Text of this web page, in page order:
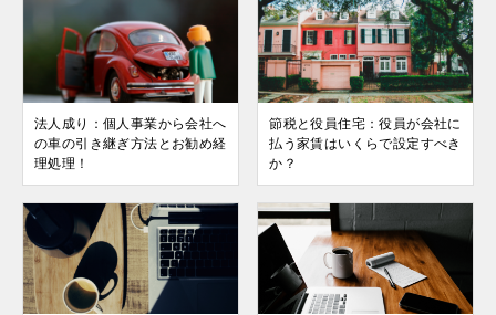
法人成り：個人事業から会社へ
の車の引き継ぎ方法とお勧め経
理処理！
節税と役員住宅：役員が会社に
払う家賃はいくらで設定すべき
か？